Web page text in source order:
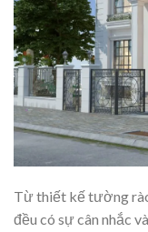
Từ thiết kế tường
đều có sự cân nhắc